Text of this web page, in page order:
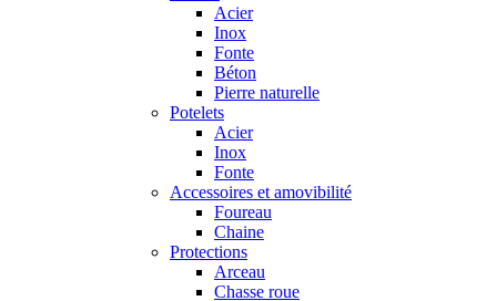
Acier
Inox
Fonte
Béton
Pierre naturelle
Potelets
Acier
Inox
Fonte
Accessoires et amovibilité
Foureau
Chaine
Protections
Arceau
Chasse roue